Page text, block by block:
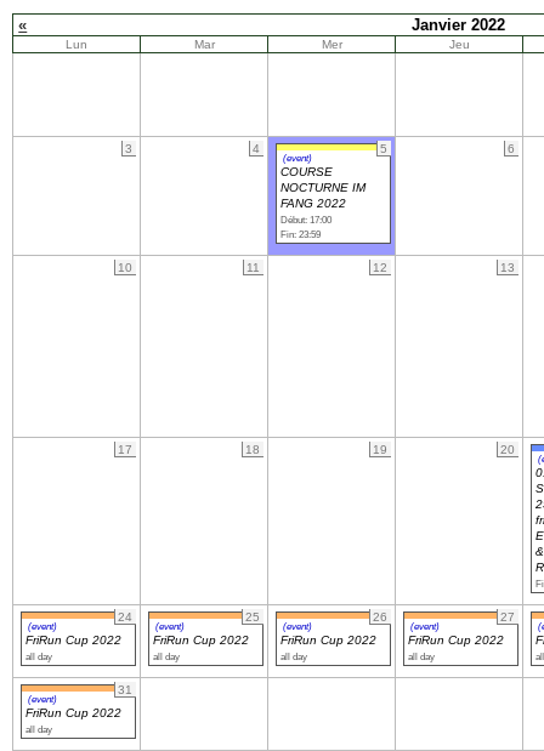
Slalom In-Line
Caisse à savon
Coupe "Journal La Gruyère"
Navigation
site map
messages récents
Mot de passe:
«
Janvier 2022
Lun Mar Mer Jeu
3 4 5
(event)
COURSE
NOCTURNE IM
FANG 2022
Début: 17:00
Fin: 23:59
6
10 11 12 13
17 18 19 20
24
(event)
FriRun Cup 2022
all day
25
(event)
FriRun Cup 2022
all day
26
(event)
FriRun Cup 2022
all day
27
(event)
FriRun Cup 2022
all day
31
(event)
FriRun Cup 2022
all day